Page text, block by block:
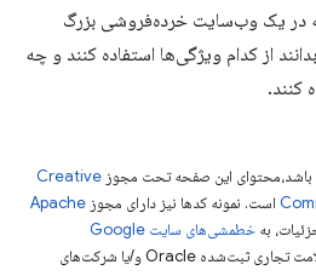
در یک وب‌سایت خرده‌فروشی بزرگ
از کدام ویژگی‌ها استفاده کنند و چه
کنند.
باشد،‌محتوای این صفحه تحت مجوز Creative
است. نمونه کدها نیز دارای مجوز Apache
به
خطمشی‌های سایت Google
مراجعه کنید. جاوا علامت تجاری ثبت‌شده Oracle و/یا شرکت‌های